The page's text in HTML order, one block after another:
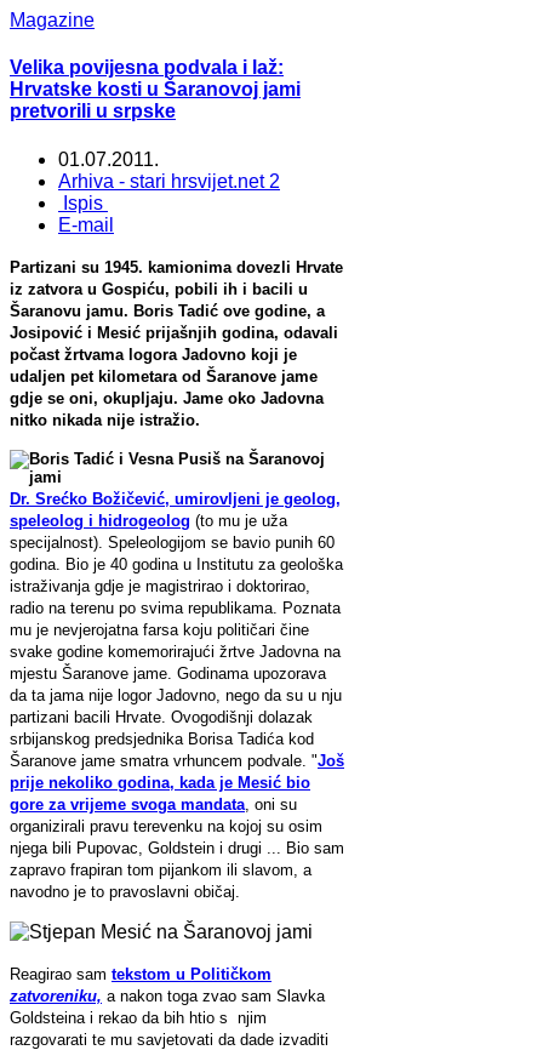
Magazine
Velika povijesna podvala i laž:
Hrvatske kosti u Šaranovoj jami
pretvorili u srpske
01.07.2011.
Arhiva - stari hrsvijet.net 2
Ispis
E-mail
Partizani su 1945. kamionima dovezli Hrvate
iz zatvora u Gospiću, pobili ih i bacili u
Šaranovu jamu. Boris Tadić ove godine, a
Josipović i Mesić prijašnjih godina, odavali
počast žrtvama logora Jadovno koji je
udaljen pet kilometara od Šaranove jame
gdje se oni, okupljaju. Jame oko Jadovna
nitko nikada nije istražio.
Dr. Srećko Božičević, umirovljeni je geolog,
speleolog i hidrogeolog (to mu je uža
specijalnost). Speleologijom se bavio punih 60
godina. Bio je 40 godina u Institutu za geološka
istraživanja gdje je magistrirao i doktorirao,
radio na terenu po svima republikama. Poznata
mu je nevjerojatna farsa koju političari čine
svake godine komemorirajući žrtve Jadovna na
mjestu Šaranove jame. Godinama upozorava
da ta jama nije logor Jadovno, nego da su u nju
partizani bacili Hrvate. Ovogodišnji dolazak
srbijanskog predsjednika Borisa Tadića kod
Šaranove jame smatra vrhuncem podvale. "Još
prije nekoliko godina, kada je Mesić bio
gore za vrijeme svoga mandata , oni su
organizirali pravu terevenku na kojoj su osim
njega bili Pupovac, Goldstein i drugi ... Bio sam
zapravo frapiran tom pijankom ili slavom, a
navodno je to pravoslavni običaj.
Reagirao sam tekstom u Političkom
zatvoreniku, a nakon toga zvao sam Slavka
Goldsteina i rekao da bih htio s njim
razgovarati te mu savjetovati da dade izvaditi